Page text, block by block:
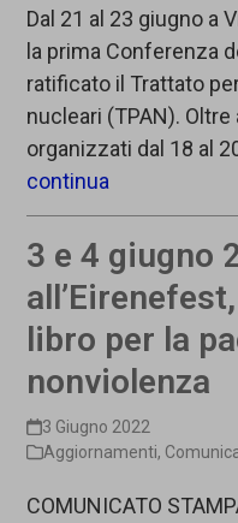
Dal 21 al 23 giugno a
la prima Conferenza
ratificato il Trattato
nucleari (TPAN).
organizzati dal 18 al
continua
3 e 4 giugno
libro per la
nonviolenza
3 Giugno 2022
Aggiornamenti,
COMUNICATO